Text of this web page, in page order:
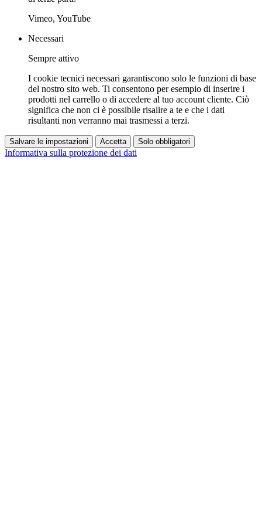
Vimeo, YouTube
Necessari
Sempre attivo
I cookie tecnici necessari garantiscono solo le funzioni di base
del nostro sito web. Ti consentono per esempio di inserire i
prodotti nel carrello o di accedere al tuo account cliente. Ciò
significa che non ci è possibile risalire a te e che i dati
risultanti non verranno mai trasmessi a terzi.
Salvare le impostazioni Accetta Solo obbligatori
Informativa sulla protezione dei dati